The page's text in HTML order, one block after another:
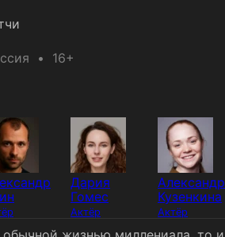
16+
Дария
Гомес
Актёр
Кузенкина
Актёр